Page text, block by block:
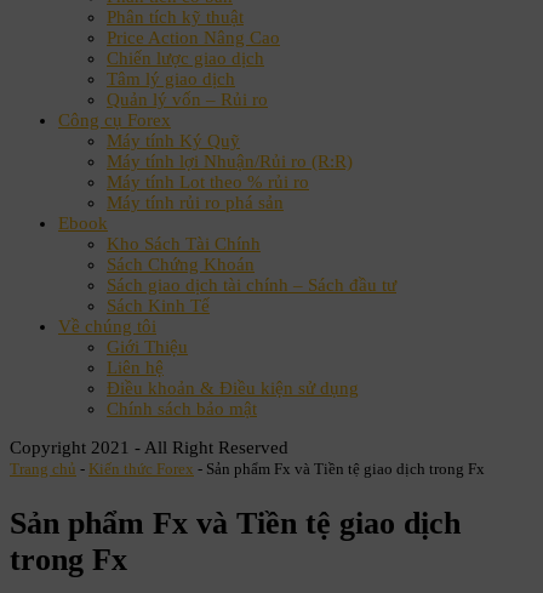
Phân tích kỹ thuật
Price Action Nâng Cao
Chiến lược giao dịch
Tâm lý giao dịch
Quản lý vốn – Rủi ro
Công cụ Forex
Máy tính Ký Quỹ
Máy tính lợi Nhuận/Rủi ro (R:R)
Máy tính Lot theo % rủi ro
Máy tính rủi ro phá sản
Ebook
Kho Sách Tài Chính
Sách Chứng Khoán
Sách giao dịch tài chính – Sách đầu tư
Sách Kinh Tế
Về chúng tôi
Giới Thiệu
Liên hệ
Điều khoản & Điều kiện sử dụng
Chính sách bảo mật
Copyright 2021 - All Right Reserved
Trang chủ - Kiến thức Forex - Sản phẩm Fx và Tiền tệ giao dịch trong Fx
Sản phẩm Fx và Tiền tệ giao dịch
trong Fx